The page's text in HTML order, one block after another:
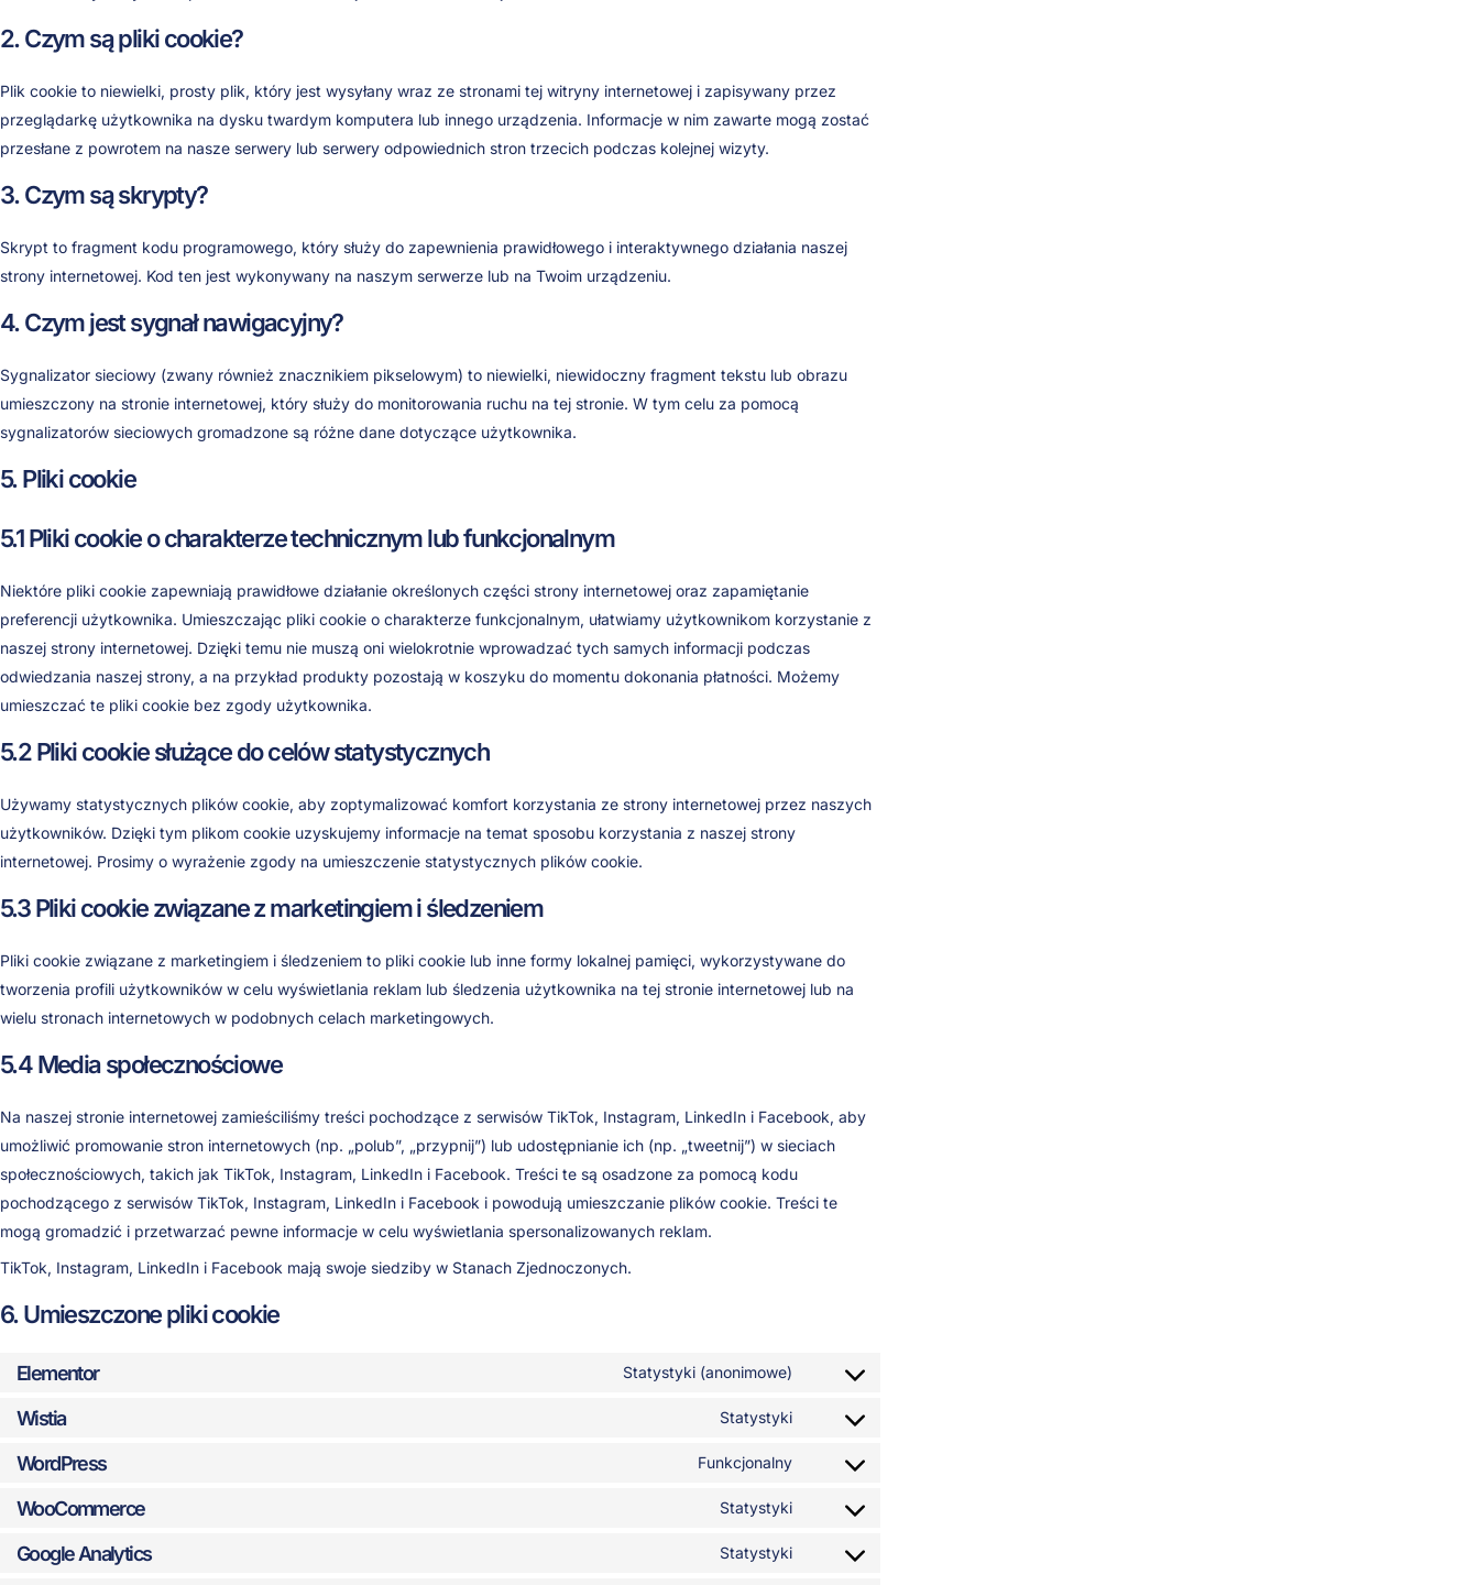
2. Czym są pliki cookie?
Plik cookie to niewielki, prosty plik, który jest wysyłany wraz ze stronami tej witryny internetowej i zapisywany przez
przeglądarkę użytkownika na dysku twardym komputera lub innego urządzenia. Informacje w nim zawarte mogą zostać
przesłane z powrotem na nasze serwery lub serwery odpowiednich stron trzecich podczas kolejnej wizyty.
3. Czym są skrypty?
Skrypt to fragment kodu programowego, który służy do zapewnienia prawidłowego i interaktywnego działania naszej
strony internetowej. Kod ten jest wykonywany na naszym serwerze lub na Twoim urządzeniu.
4. Czym jest sygnał nawigacyjny?
Sygnalizator sieciowy (zwany również znacznikiem pikselowym) to niewielki, niewidoczny fragment tekstu lub obrazu
umieszczony na stronie internetowej, który służy do monitorowania ruchu na tej stronie. W tym celu za pomocą
sygnalizatorów sieciowych gromadzone są różne dane dotyczące użytkownika.
5. Pliki cookie
5.1 Pliki cookie o charakterze technicznym lub funkcjonalnym
Niektóre pliki cookie zapewniają prawidłowe działanie określonych części strony internetowej oraz zapamiętanie
preferencji użytkownika. Umieszczając pliki cookie o charakterze funkcjonalnym, ułatwiamy użytkownikom korzystanie z
naszej strony internetowej. Dzięki temu nie muszą oni wielokrotnie wprowadzać tych samych informacji podczas
odwiedzania naszej strony, a na przykład produkty pozostają w koszyku do momentu dokonania płatności. Możemy
umieszczać te pliki cookie bez zgody użytkownika.
5.2 Pliki cookie służące do celów statystycznych
Używamy statystycznych plików cookie, aby zoptymalizować komfort korzystania ze strony internetowej przez naszych
użytkowników. Dzięki tym plikom cookie uzyskujemy informacje na temat sposobu korzystania z naszej strony
internetowej. Prosimy o wyrażenie zgody na umieszczenie statystycznych plików cookie.
5.3 Pliki cookie związane z marketingiem i śledzeniem
Pliki cookie związane z marketingiem i śledzeniem to pliki cookie lub inne formy lokalnej pamięci, wykorzystywane do
tworzenia profili użytkowników w celu wyświetlania reklam lub śledzenia użytkownika na tej stronie internetowej lub na
wielu stronach internetowych w podobnych celach marketingowych.
5.4 Media społecznościowe
Na naszej stronie internetowej zamieściliśmy treści pochodzące z serwisów TikTok, Instagram, LinkedIn i Facebook, aby
umożliwić promowanie stron internetowych (np. „polub”, „przypnij”) lub udostępnianie ich (np. „tweetnij”) w sieciach
społecznościowych, takich jak TikTok, Instagram, LinkedIn i Facebook. Treści te są osadzone za pomocą kodu
pochodzącego z serwisów TikTok, Instagram, LinkedIn i Facebook i powodują umieszczanie plików cookie. Treści te
mogą gromadzić i przetwarzać pewne informacje w celu wyświetlania spersonalizowanych reklam.
TikTok, Instagram, LinkedIn i Facebook mają swoje siedziby w Stanach Zjednoczonych.
6. Umieszczone pliki cookie
Elementor Statystyki (anonimowe)
Wistia Statystyki
WordPress Funkcjonalny
WooCommerce Statystyki
Google Analytics Statystyki